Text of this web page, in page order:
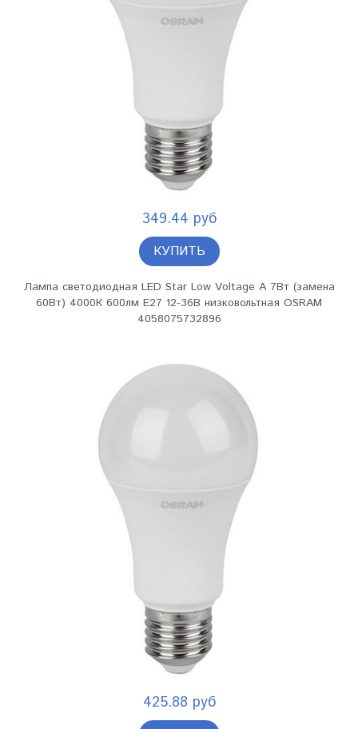
349.44 руб
КУПИТЬ
Лампа светодиодная LED Star Low Voltage A 7Вт (замена
60Вт) 4000К 600лм E27 12-36В низковольтная OSRAM
4058075732896
425.88 руб